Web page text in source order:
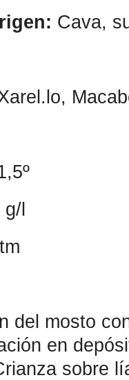
Cava,
l
del mosto
en
sobre